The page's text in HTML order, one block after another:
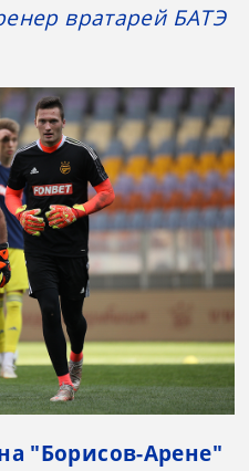
вратарей БАТЭ
"Борисов-Арене"